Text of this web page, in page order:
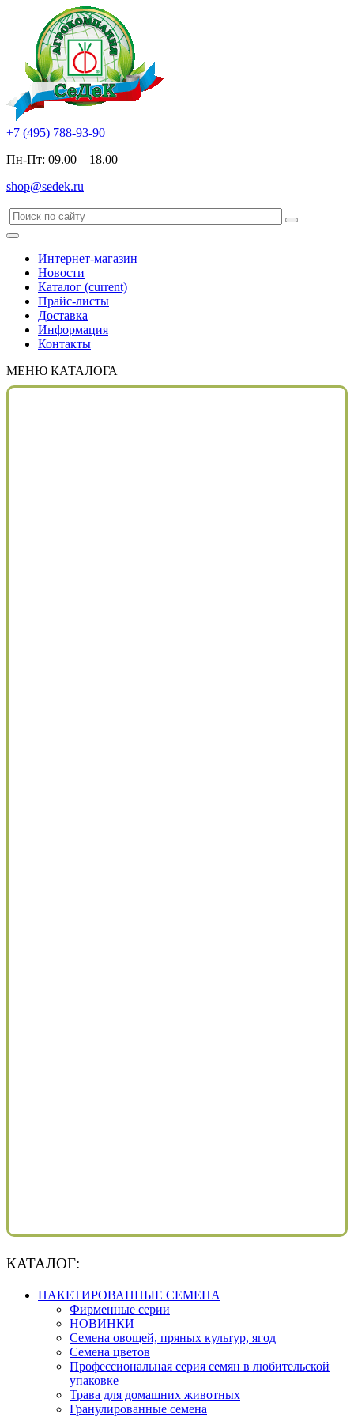
+7 (495) 788-93-90
Пн-Пт: 09.00—18.00
shop@sedek.ru
Интернет-магазин
Новости
Каталог (current)
Прайс-листы
Доставка
Информация
Контакты
МЕНЮ КАТАЛОГА
КАТАЛОГ:
ПАКЕТИРОВАННЫЕ СЕМЕНА
Фирменные серии
НОВИНКИ
Семена овощей, пряных культур, ягод
Семена цветов
Профессиональная серия семян в любительской
упаковке
Трава для домашних животных
Гранулированные семена